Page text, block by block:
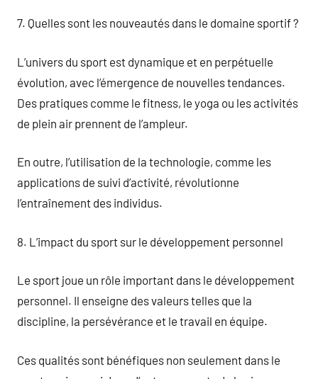
7. Quelles sont les nouveautés dans le domaine sportif ?
L’univers du sport est dynamique et en perpétuelle
évolution, avec l’émergence de nouvelles tendances.
Des pratiques comme le fitness, le yoga ou les activités
de plein air prennent de l’ampleur.
En outre, l’utilisation de la technologie, comme les
applications de suivi d’activité, révolutionne
l’entraînement des individus.
8. L’impact du sport sur le développement personnel
Le sport joue un rôle important dans le développement
personnel. Il enseigne des valeurs telles que la
discipline, la persévérance et le travail en équipe.
Ces qualités sont bénéfiques non seulement dans le